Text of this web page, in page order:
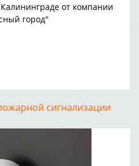
от компании
город"
сигнализации